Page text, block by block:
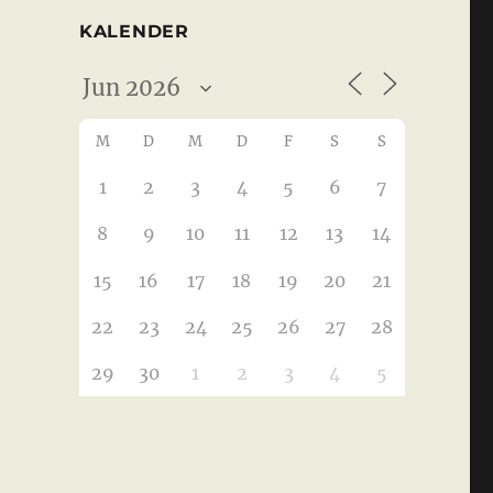
KALENDER
M D M D F S S
1 2 3 4 5 6 7
8 9 10 11 12 13 14
15 16 17 18 19 20 21
22 23 24 25 26 27 28
29 30 1 2 3 4 5